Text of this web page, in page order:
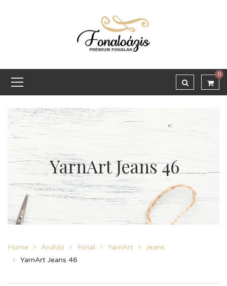
0
YarnArt Jeans 46
Home Áruház Fonal YarnArt
Jeans
YarnArt Jeans 46